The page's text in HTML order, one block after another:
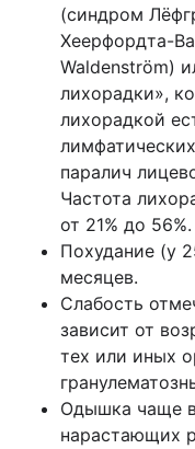
(синдром
Хеерфордта-
Waldenström)
лихорадки»,
лихорадкой
паралич
Частота
от 21% до 56%.
Похудание (у
месяцев.
Слабость
зависит от
тех или иных
Одышка чаще
нарастающих